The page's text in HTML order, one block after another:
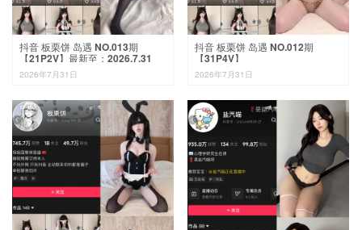
抖音 板栗饼 岛遇 NO.013期
【21P2V】最新至：2026.7.31
2026年7月31日
抖音 板栗饼 岛遇 NO.012期
【31P4V】
2026年7月31日